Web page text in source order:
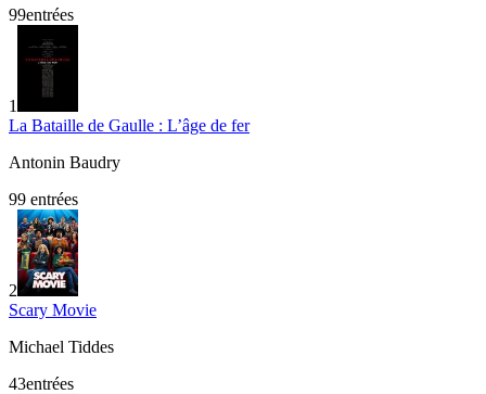
99entrées
1
La Bataille de Gaulle : L’âge de fer
Antonin Baudry
99 entrées
2
Scary Movie
Michael Tiddes
43entrées